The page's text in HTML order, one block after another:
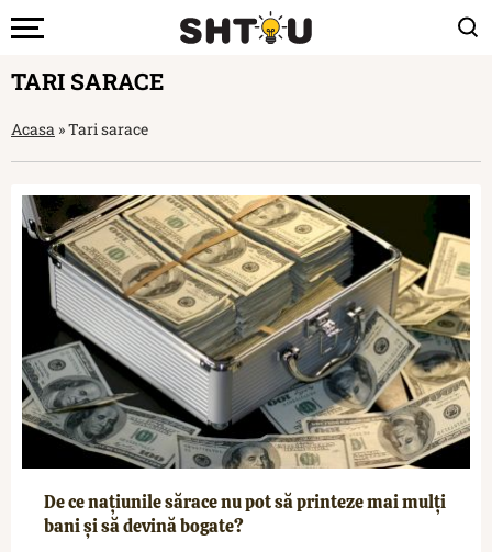
TARI SARACE
Acasa »Tari sarace
De ce națiunile sărace nu pot să printeze mai mulți
bani și să devină bogate?